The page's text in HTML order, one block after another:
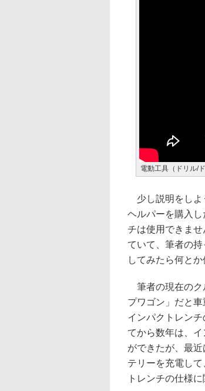
電動工具（ドリル/
少し説明をしよ
ヘルパーを購入
チは使用できま
ていて、筆者の
してみたら何とか
筆者の現在のク
プワゴン」だと
インパクトレン
てから数年は、
ができたが、最
テリーを充電し
トレンチの仕様